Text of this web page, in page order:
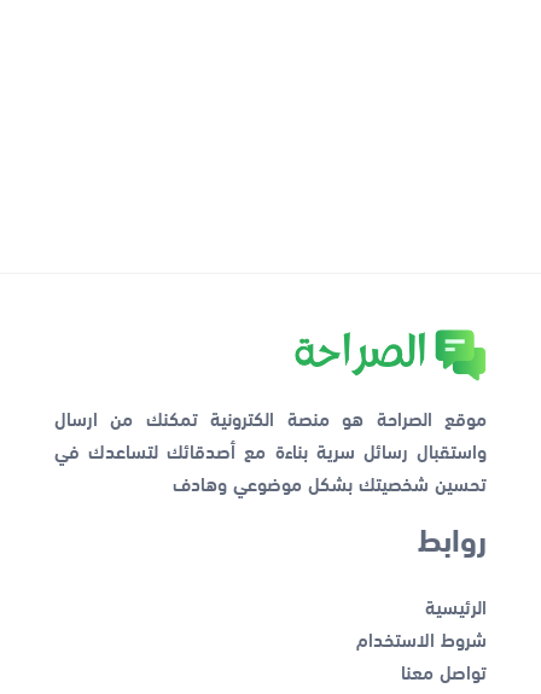
موقع الصراحة هو منصة الكترونية تمكنك من ارسال
واستقبال رسائل سرية بناءة مع أصدقائك لتساعدك في
تحسين شخصيتك بشكل موضوعي وهادف
روابط
الرئيسية
شروط الاستخدام
تواصل معنا